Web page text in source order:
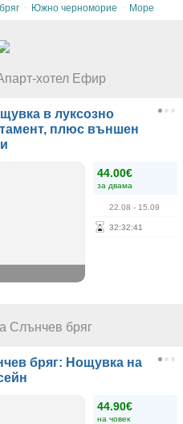
· Южно черноморие · Море
хотел Ефир
в луксозно
плюс външен
44.00€
за двама
22.08 - 15.09
32:32:41
Слънчев бряг
бряг: Нощувка на
44.90€
на човек